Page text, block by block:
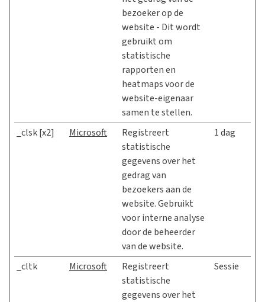
bezoeker op de
website - Dit wordt
gebruikt om
statistische
rapporten en
heatmaps voor de
website-eigenaar
samen te stellen.
_clsk [x2]
Microsoft
Registreert
statistische
gegevens over het
gedrag van
bezoekers aan de
website. Gebruikt
voor interne analyse
door de beheerder
van de website.
1 dag
_cltk Microsoft
Registreert
statistische
gegevens over het
Sessie